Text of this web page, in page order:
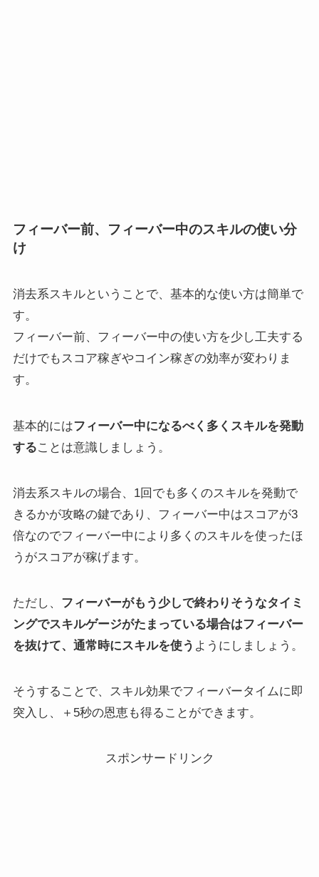
フィーバー前、フィーバー中のスキルの使い分
け
消去系スキルということで、基本的な使い方は簡単で
す。
フィーバー前、フィーバー中の使い方を少し工夫する
だけでもスコア稼ぎやコイン稼ぎの効率が変わりま
す。
基本的にはフィーバー中になるべく多くスキルを発動
することは意識しましょう。
消去系スキルの場合、1回でも多くのスキルを発動で
きるかが攻略の鍵であり、フィーバー中はスコアが3
倍なのでフィーバー中により多くのスキルを使ったほ
うがスコアが稼げます。
ただし、 フィーバーがもう少しで終わりそうなタイミ
ングでスキルゲージがたまっている場合はフィーバー
を抜けて、通常時にスキルを使う ようにしましょう。
そうすることで、スキル効果でフィーバータイムに即
突入し、＋5秒の恩恵も得ることができます。
スポンサードリンク